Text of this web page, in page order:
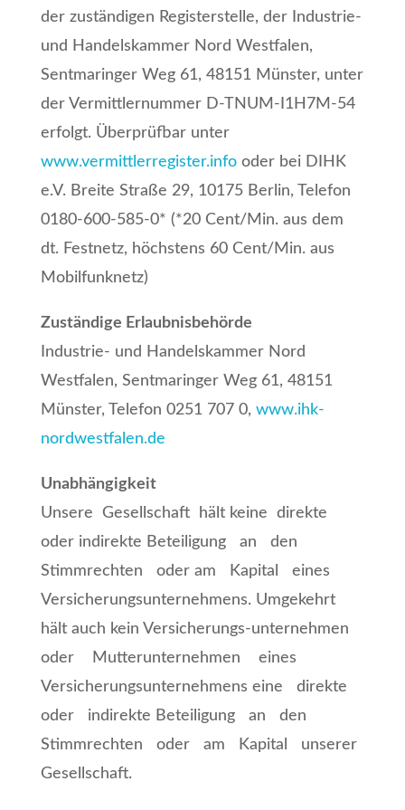
der zuständigen Registerstelle, der Industrie-
und Handelskammer Nord Westfalen,
Sentmaringer Weg 61, 48151 Münster, unter
der Vermittlernummer D-TNUM-I1H7M-54
erfolgt. Überprüfbar unter
www.vermittlerregister.infooder bei DIHK
e.V. Breite Straße 29, 10175 Berlin, Telefon
0180-600-585-0* (*20 Cent/Min. aus dem
dt. Festnetz, höchstens 60 Cent/Min. aus
Mobilfunknetz)
Zuständige Erlaubnisbehörde
Industrie- und Handelskammer Nord
Westfalen, Sentmaringer Weg 61, 48151
Münster, Telefon 0251 707 0, www.ihk-
nordwestfalen.de
Unabhängigkeit
Unsere Gesellschaft hält keine direkte
oder indirekte Beteiligung an den
Stimmrechten oder am Kapital eines
Versicherungsunternehmens. Umgekehrt
hält auch kein Versicherungs-unternehmen
oder Mutterunternehmen eines
Versicherungsunternehmens eine direkte
oder indirekte Beteiligung an den
Stimmrechten oder am Kapital unserer
Gesellschaft.